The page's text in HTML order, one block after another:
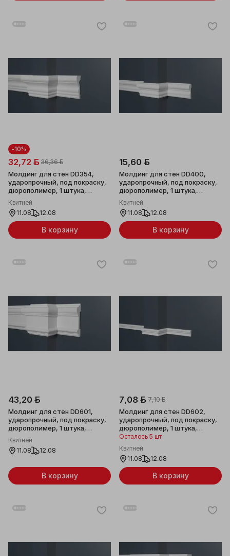
-10%
32,72 ƃ 36,36 ƃ
Молдинг для стен DD354,
ударопрочный, под покраску,
дюрополимер, 1 штука,
68x26x2000мм
Квитней
11.08
12.08
В корзину
15,60 ƃ
Молдинг для стен DD400,
ударопрочный, под покраску,
дюрополимер, 1 штука,
44x16x2000мм
Квитней
11.08
12.08
В корзину
43,20 ƃ
Молдинг для стен DD601,
ударопрочный, под покраску,
дюрополимер, 1 штука,
96х25x2000мм
Квитней
11.08
12.08
В корзину
7,08 ƃ 7,10 ƃ
Молдинг для стен DD602,
ударопрочный, под покраску,
дюрополимер, 1 штука,
19х8x2000мм
Осталось 5 шт
Квитней
11.08
12.08
В корзину